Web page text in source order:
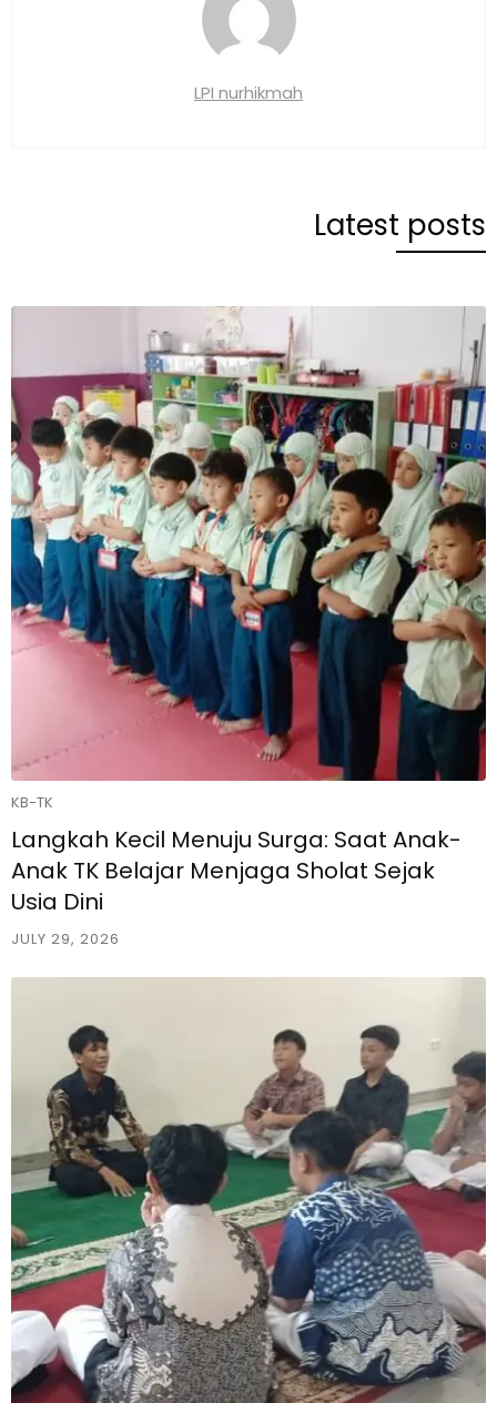
LPI nurhikmah
Latest posts
KB-TK
Langkah Kecil Menuju Surga: Saat Anak-
Anak TK Belajar Menjaga Sholat Sejak
Usia Dini
JULY 29, 2026